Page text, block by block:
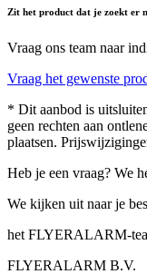
Zit het product dat je zoekt er
Vraag ons team naar
Vraag het gewenste
* Dit aanbod is
geen rechten aan
plaatsen.
Heb je een vraag? We
We kijken uit naar je
het FLYERALARM-
FLYERALARM B.V.